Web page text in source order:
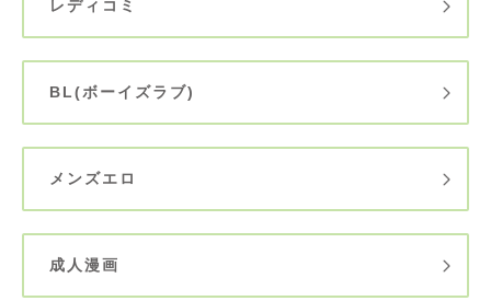
レディコミ
BL(ボーイズラブ)
メンズエロ
成人漫画